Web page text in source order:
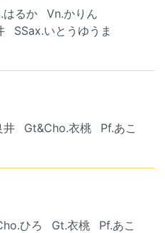
はるか
Vn.かりん
SSax.いとうゆうま
井 Gt&Cho.衣桃
Pf.あこ
ひろ Gt.衣桃
Pf.あこ